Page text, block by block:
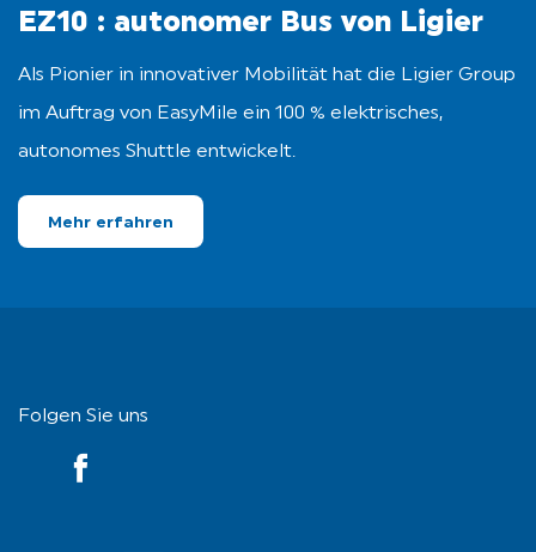
EZ10 : autonomer Bus von Ligier
Als Pionier in innovativer Mobilität hat die Ligier Group
im Auftrag von EasyMile ein 100 % elektrisches,
autonomes Shuttle entwickelt.
Mehr erfahren
Folgen Sie uns
YouTube